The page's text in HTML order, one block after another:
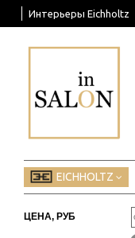
Интерьеры Eichholtz
EICHHOLTZ
ЦЕНА, РУБ